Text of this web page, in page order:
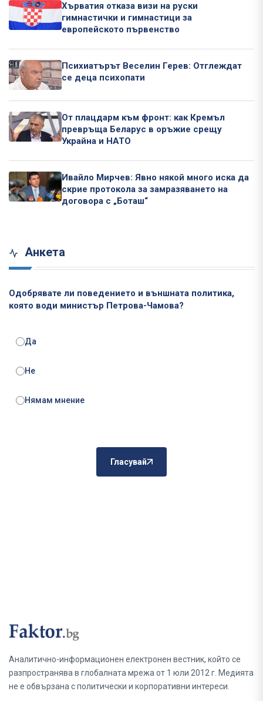
Хърватия отказа визи на руски
гимнастички и гимнастици за
европейското първенство
Психиатърът Веселин Герев: Отглеждат
се деца психопати
От плацдарм към фронт: как Кремъл
превръща Беларус в оръжие срещу
Украйна и НАТО
Ивайло Мирчев: Явно някой много иска да
скрие протокола за замразяването на
договора с „Боташ“
Анкета
Одобрявате ли поведението и външната политика,
която води министър Петрова-Чамова?
Да
Не
Нямам мнение
Гласувай
Аналитично-информационен електронен вестник, който се
разпространява в глобалната мрежа от 1 юли 2012 г. Медията
не е обвързана с политически и корпоративни интереси.